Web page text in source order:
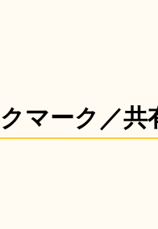
マーク／共